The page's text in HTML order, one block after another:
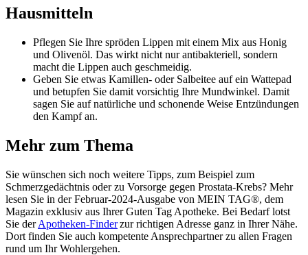
Hausmitteln
Pflegen Sie Ihre spröden Lippen mit einem Mix aus Honig
und Olivenöl. Das wirkt nicht nur antibakteriell, sondern
macht die Lippen auch geschmeidig.
Geben Sie etwas Kamillen- oder Salbeitee auf ein Wattepad
und betupfen Sie damit vorsichtig Ihre Mundwinkel. Damit
sagen Sie auf natürliche und schonende Weise Entzündungen
den Kampf an.
Mehr zum Thema
Sie wünschen sich noch weitere Tipps, zum Beispiel zum
Schmerzgedächtnis oder zu Vorsorge gegen Prostata-Krebs? Mehr
lesen Sie in der Februar-2024-Ausgabe von MEIN TAG®, dem
Magazin exklusiv aus Ihrer Guten Tag Apotheke. Bei Bedarf lotst
Sie derApotheken-Finderzur richtigen Adresse ganz in Ihrer Nähe.
Dort finden Sie auch kompetente Ansprechpartner zu allen Fragen
rund um Ihr Wohlergehen.